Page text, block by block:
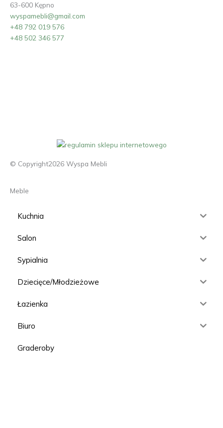
63-600 Kępno
wyspamebli@gmail.com
+48 792 019 576
+48 502 346 577
© Copyright2026 Wyspa Mebli
Meble
Kuchnia
Salon
Sypialnia
Dziecięce/Młodzieżowe
Łazienka
Biuro
Graderoby